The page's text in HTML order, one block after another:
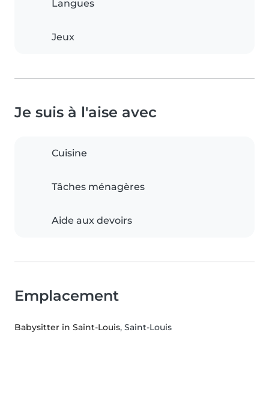
Langues
Jeux
Je suis à l'aise avec
Cuisine
Tâches ménagères
Aide aux devoirs
Emplacement
Babysitter in Saint-Louis, Saint-Louis